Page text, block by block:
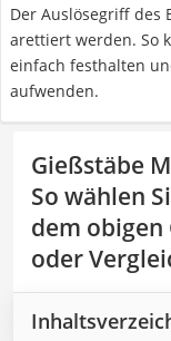
Der Auslösegriff des
arettiert werden. So
einfach festhalten
aufwenden.
Gießstäbe
So wählen
dem obigen
oder